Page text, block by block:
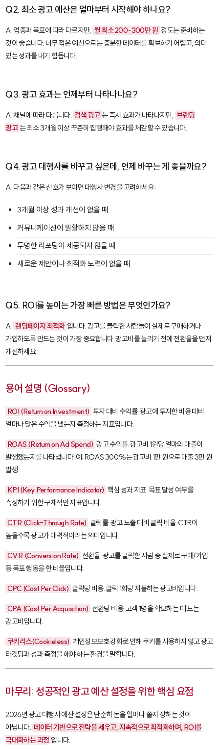
Q2. 최소 광고 예산은 얼마부터 시작해야 하나요?
A. 업종과 목표에 따라 다르지만, 월 최소 200-300만 원 정도는 준비하는
것이 좋습니다. 너무 적은 예산으로는 충분한 데이터를 확보하기 어렵고, 의미
있는 성과를 내기 힘듭니다.
Q3. 광고 효과는 언제부터 나타나나요?
A. 채널에 따라 다릅니다. 검색 광고 는 즉시 효과가 나타나지만, 브랜딩
광고 는 최소 3개월 이상 꾸준히 집행해야 효과를 체감할 수 있습니다.
Q4. 광고 대행사를 바꾸고 싶은데, 언제 바꾸는 게 좋을까요?
A. 다음과 같은 신호가 보이면 대행사 변경을 고려하세요:
3개월 이상 성과 개선이 없을 때
커뮤니케이션이 원활하지 않을 때
투명한 리포팅이 제공되지 않을 때
새로운 제안이나 최적화 노력이 없을 때
Q5. ROI를 높이는 가장 빠른 방법은 무엇인가요?
A. 랜딩페이지 최적화 입니다. 광고를 클릭한 사람들이 실제로 구매하거나
가입하도록 만드는 것이 가장 중요합니다. 광고비를 늘리기 전에 전환율을 먼저
개선하세요.
용어 설명 (Glossary)
ROI (Return on Investment) 투자 대비 수익률. 광고에 투자한 비용 대비
얼마나 많은 수익을 냈는지 측정하는 지표입니다.
ROAS (Return on Ad Spend) 광고 수익률. 광고비 1원당 얼마의 매출이
발생했는지를 나타냅니다. 예: ROAS 300%는 광고비 1만 원으로 매출 3만 원
발생.
KPI (Key Performance Indicator) 핵심 성과 지표. 목표 달성 여부를
측정하기 위한 구체적인 지표입니다.
CTR (Click-Through Rate) 클릭률. 광고 노출 대비 클릭 비율. CTR이
높을수록 광고가 매력적이라는 의미입니다.
CVR (Conversion Rate) 전환율. 광고를 클릭한 사람 중 실제로 구매/가입
등 목표 행동을 한 비율입니다.
CPC (Cost Per Click) 클릭당 비용. 클릭 1회당 지불하는 광고비입니다.
CPA (Cost Per Acquisition) 전환당 비용. 고객 1명을 확보하는 데 드는
광고비입니다.
쿠키리스(Cookieless) 개인정보보호 강화로 인해 쿠키를 사용하지 않고 광고
타겟팅과 성과 측정을 해야 하는 환경을 말합니다.
마무리: 성공적인 광고 예산 설정을 위한 핵심 요점
2026년 광고 대행사 예산 설정은 단순히 돈을 얼마나 쓸지 정하는 것이
아닙니다. 데이터 기반으로 전략을 세우고, 지속적으로 최적화하며, ROI를
극대화하는 과정 입니다.